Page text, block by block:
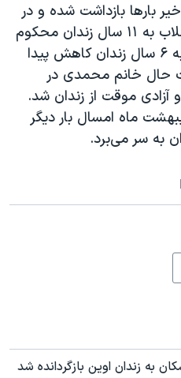
بارها بازداشت شده و در
سال ۱۳۹۰ از سوی دادگاه انقلاب به ۱۱ سال زندان محکوم
شد. این حکم یک سال بعد به ۶ سال زندان کاهش پیدا
۹۲ با وخامت حال خانم محمدی در
آزادی موقت از زندان شد.
ماه امسال بار دیگر
به سر می‌برد.
زندان اوین بازگردانده شد